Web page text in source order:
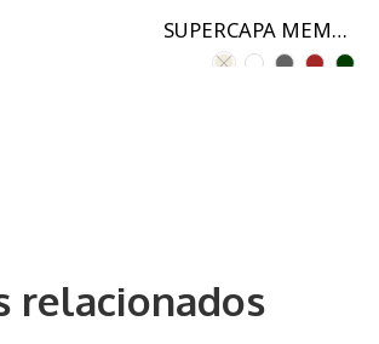
SUPERCAPA MEMBRANA POLIURETANICA
relacionados